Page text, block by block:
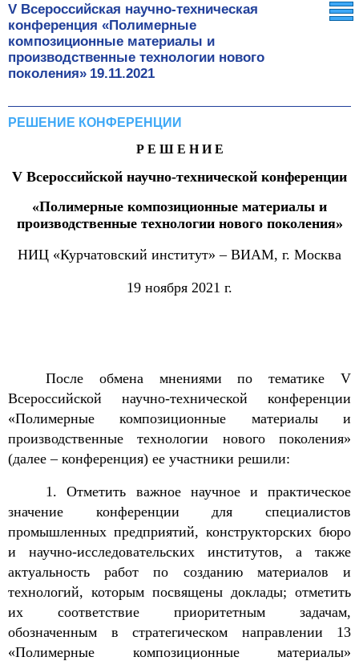
V Всероссийская научно-техническая
конференция «Полимерные
композиционные материалы и
производственные технологии нового
поколения» 19.11.2021
РЕШЕНИЕ КОНФЕРЕНЦИИ
Р Е Ш Е Н И Е
V Всероссийской научно-технической конференции
«Полимерные композиционные материалы и
производственные технологии нового поколения»
НИЦ «Курчатовский институт» – ВИАМ, г. Москва
19 ноября 2021 г.
После обмена мнениями по тематике V
Всероссийской научно-технической конференции
«Полимерные композиционные материалы и
производственные технологии нового поколения»
(далее – конференция) ее участники решили:
1. Отметить важное научное и практическое
значение конференции для специалистов
промышленных предприятий, конструкторских бюро
и научно-исследовательских институтов, а также
актуальность работ по созданию материалов и
технологий, которым посвящены доклады; отметить
их соответствие приоритетным задачам,
обозначенным в стратегическом направлении 13
«Полимерные композиционные материалы»